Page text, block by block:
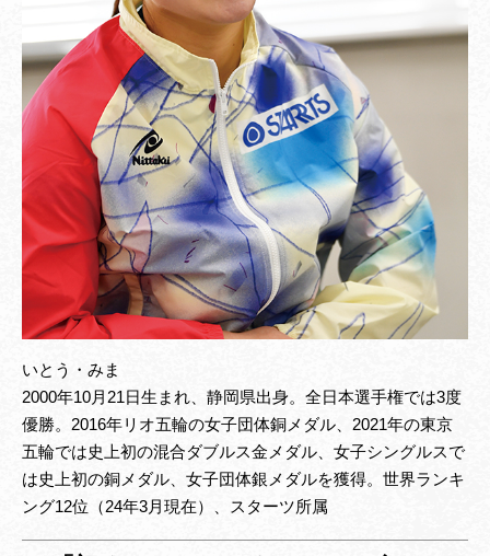
いとう・みま
2000年10月21日生まれ、静岡県出身。全日本選手権では3度
優勝。2016年リオ五輪の女子団体銅メダル、2021年の東京
五輪では史上初の混合ダブルス金メダル、女子シングルスで
は史上初の銅メダル、女子団体銀メダルを獲得。世界ランキ
ング12位（24年3月現在）、スターツ所属